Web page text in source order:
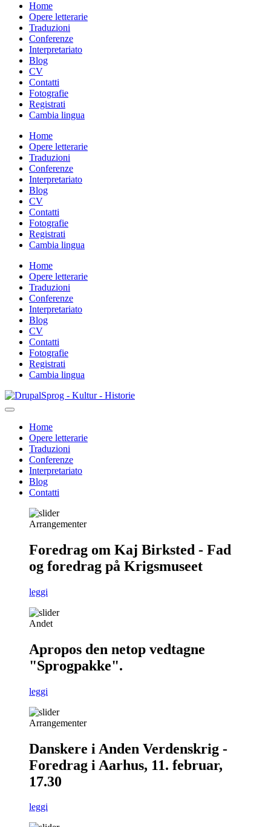
Home
Opere letterarie
Traduzioni
Conferenze
Interpretariato
Blog
CV
Contatti
Fotografie
Registrati
Cambia lingua
Home
Opere letterarie
Traduzioni
Conferenze
Interpretariato
Blog
CV
Contatti
Fotografie
Registrati
Cambia lingua
Home
Opere letterarie
Traduzioni
Conferenze
Interpretariato
Blog
CV
Contatti
Fotografie
Registrati
Cambia lingua
Salta
al
principale
Sprog - Kultur - Historie
Primær
navigation
Home
Opere letterarie
Traduzioni
Conferenze
Interpretariato
Blog
Contatti
Arrangementer
Foredrag om Kaj Birksted - Fad
og foredrag på Krigsmuseet
leggi
Andet
Apropos den netop vedtagne
"Sprogpakke".
leggi
Arrangementer
Danskere i Anden Verdenskrig -
Foredrag i Aarhus, 11. februar,
17.30
leggi